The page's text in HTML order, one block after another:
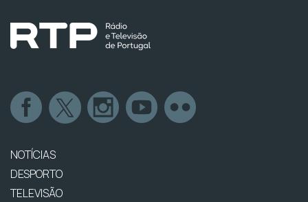
NOTÍCIAS
DESPORTO
TELEVISÃO